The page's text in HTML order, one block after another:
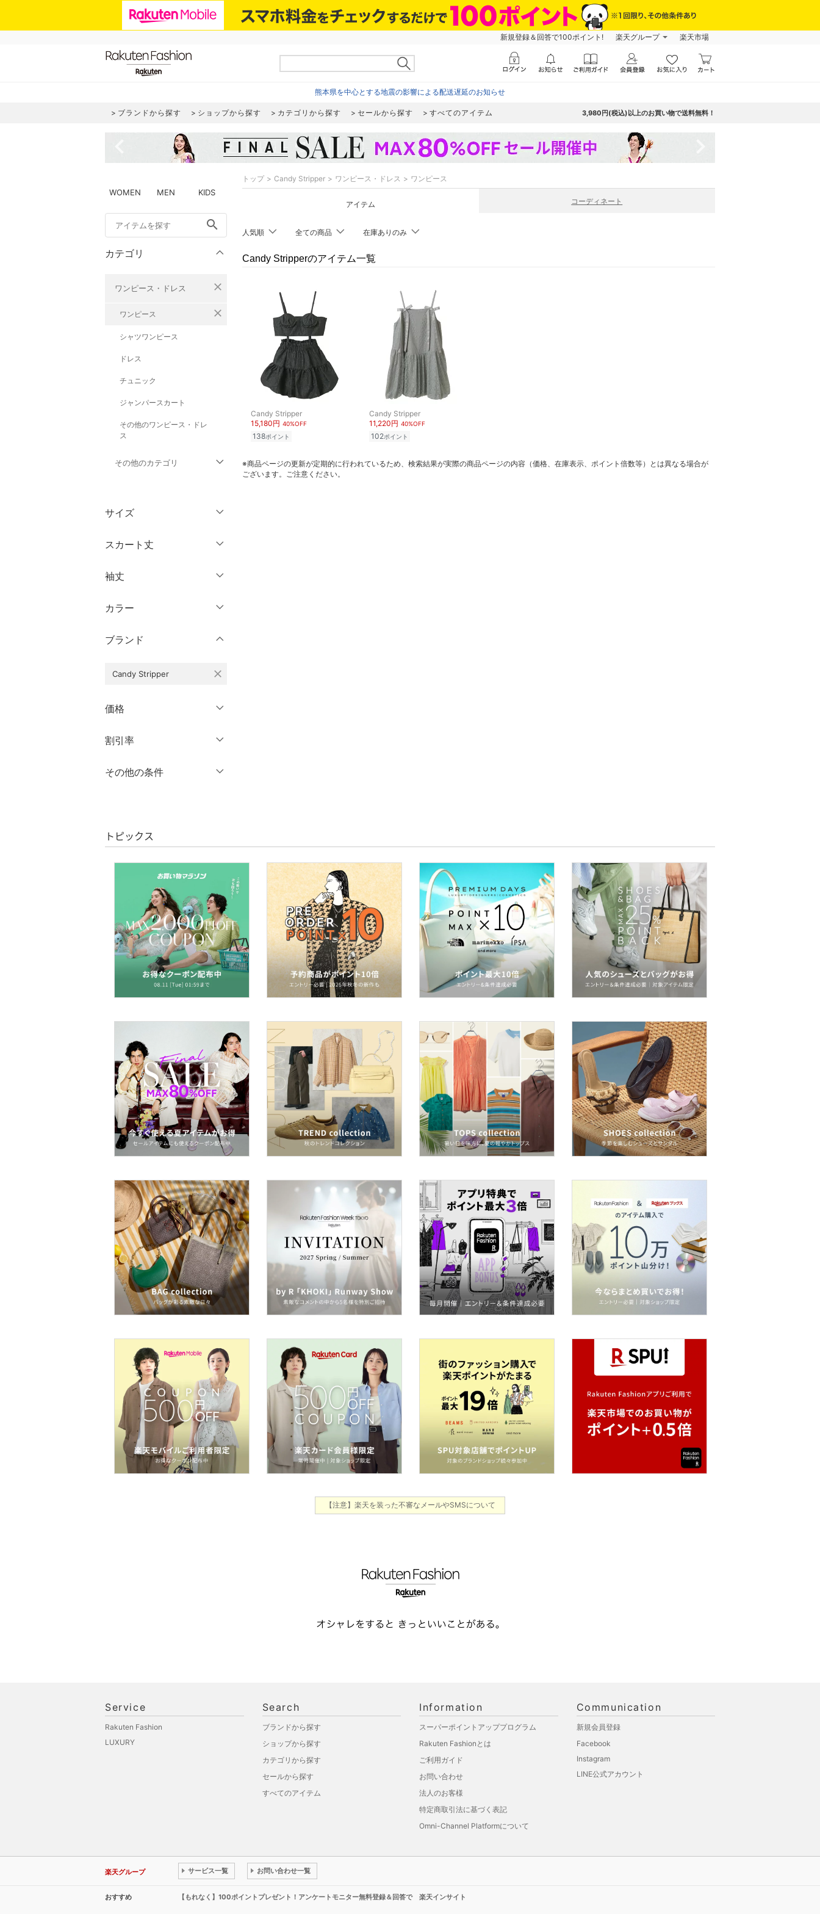
新規登録＆回答で100ポイント! 楽天グループ 楽天市場
熊本県を中心とする地震の影響による配送遅延のお知らせ
ブランドから探す ショップから探す カテゴリから探す セールから探す すべてのアイテム 3,980円(税込)以上のお買い物で送料無料！
WOMEN MEN KIDS
search
カテゴリ
ワンピース・ドレス close
ワンピース close
シャツワンピース
ドレス
チュニック
ジャンパースカート
その他のワンピース・ドレ
ス
その他のカテゴリ
パンツ
スカート
オールインワン・オーバ
バッグ
シューズ・靴
インナー・ルームウェア
靴下・レッグウェア
帽子
ヘアアクセサリー
マタニティウェア・ベビ
スーツ・フォーマル
水着・スイムグッズ
ベースメイク
メイクアップ
ネイル
ボディケア・オーラルケ
ア
ヘアケア
フレグランス
メイク道具・美容器具
コフレ・キット・セット
食器・調理器具・キッチ
ン用品
インテリア・生活雑貨
スマホグッズ・オーディ
オ機器
スポーツ・アウトドア用
品
文房具
サイズ
ウェア（S/M/L）
M
XL
スカート丈
ミニ丈・ショート丈
膝丈・ミディ丈
ロング丈・マキシ丈
クリア 絞り込み
袖丈
ノースリーブ
半袖
長袖
絞り込み
カラー
クリア
ブランド
Candy Stripper close
価格
絞り込み
割引率
％OFF～ ％OFF
その他の条件
クリア 絞り込み
トップ Candy Stripper ワンピース・ドレス ワンピース
アイテム コーディネート
人気順 全ての商品 在庫ありのみ
Candy Stripperのアイテム一覧
Candy Stripper
15,180円 40%OFF
138ポイント
Candy Stripper
11,220円 40%OFF
102ポイント
※商品ページの更新が定期的に行われているため、検索結果が実際の商品ページの内容（価格、在庫表示、ポイント倍数等）とは異なる場合が
ございます。ご注意ください。
トピックス
【注意】楽天を装った不審なメールやSMSについて
Service
Rakuten Fashion
LUXURY
Search
ブランドから探す
ショップから探す
カテゴリから探す
セールから探す
すべてのアイテム
Information
スーパーポイントアッププログラム
Rakuten Fashionとは
ご利用ガイド
お問い合わせ
法人のお客様
特定商取引法に基づく表記
Omni-Channel Platformについて
Communication
新規会員登録
Facebook
Instagram
LINE公式アカウント
楽天グループ サービス一覧 お問い合わせ一覧
おすすめ 【もれなく】100ポイントプレゼント！アンケートモニター無料登録＆回答で 楽天インサイト